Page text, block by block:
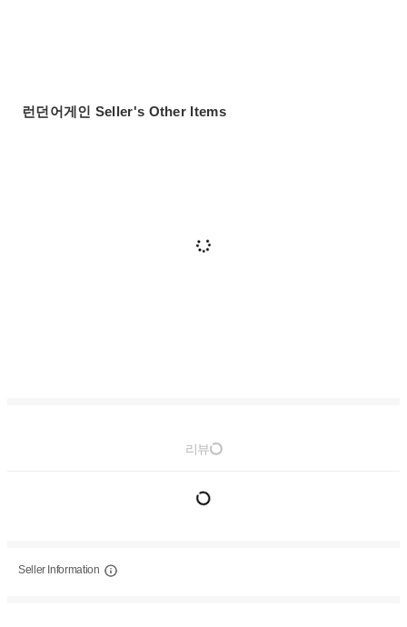
런던어게인 Seller's Other Items
리뷰
Seller Information